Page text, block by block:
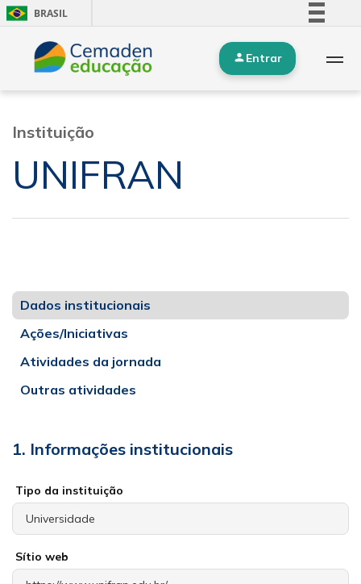
BRASIL
Simplifique!
Comunica BR
Entrar
Instituição
UNIFRAN
Dados institucionais
Ações/Iniciativas
Atividades da jornada
Outras atividades
1. Informações institucionais
Tipo da instituição
Sítio web